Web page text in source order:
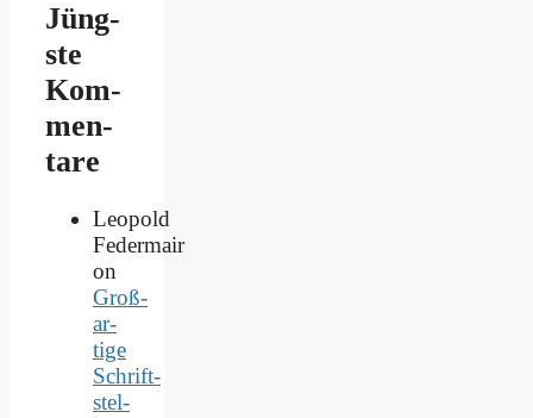
Jüng­
ste
Kom­
men­
ta­re
Leopold
Federmair
on
Groß­
ar­
ti­ge
Schrift­
stel­